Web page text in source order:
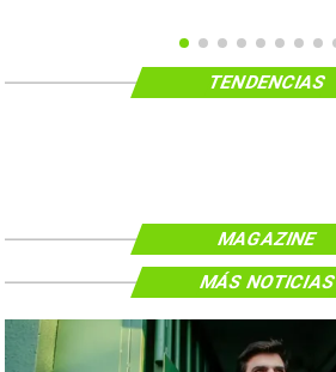
TENDENCIAS
MAGAZINE
MÁS NOTICIAS